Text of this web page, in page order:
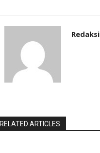
Redaksi
RELATED ARTICLES